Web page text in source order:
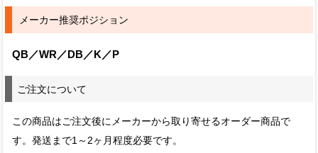
メーカー推奨ポジション
QB／WR／DB／K／P
ご注文について
この商品はご注文後にメーカーから取り寄せるオーダー商品で
す。発送まで1～2ヶ月程度必要です。